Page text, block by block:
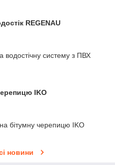
REGENAU
систему з ПВХ
IKO
бітумну черепицю IKO
новини